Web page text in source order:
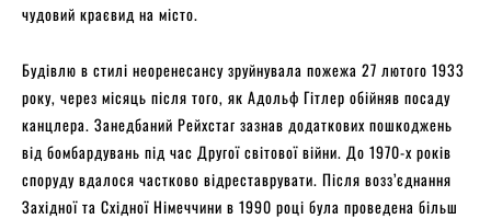
чудовий краєвид на місто.
Будівлю в стилі неоренесансу зруйнувала пожежа 27 лютого 1933
року, через місяць після того, як Адольф Гітлер обійняв посаду
канцлера. Занедбаний Рейхстаг зазнав додаткових пошкоджень
від бомбардувань під час Другої світової війни. До 1970-х років
споруду вдалося частково відреставрувати. Після возз’єднання
Західної та Східної Німеччини в 1990 році була проведена більш